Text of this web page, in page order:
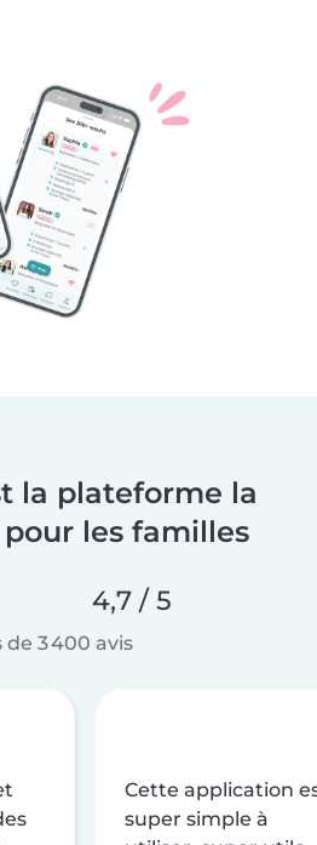
la plateforme la
les familles
4,7 / 5
de 3 400 avis
Cette application
super simple à